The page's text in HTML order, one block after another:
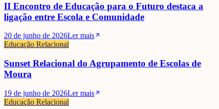
II Encontro de Educação para o Futuro destaca a
ligação entre Escola e Comunidade
20 de junho de 2026Ler mais
Educação Relacional
Sunset Relacional do Agrupamento de Escolas de
Moura
19 de junho de 2026Ler mais
Educação Relacional